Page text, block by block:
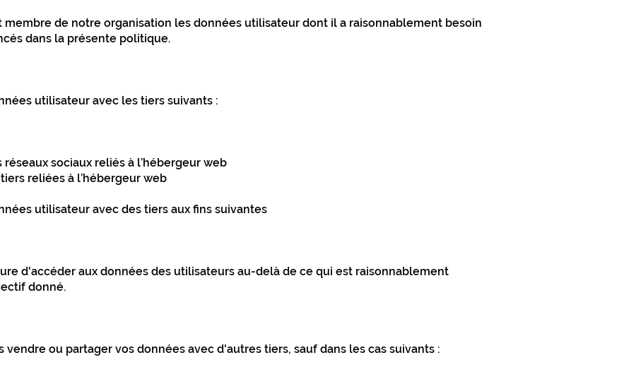
membre de notre organisation les données utilisateur dont il a raisonnablement besoin
dans la présente politique.
utilisateur avec les tiers suivants :
sociaux reliés à l’hébergeur web
reliées à l’hébergeur web
utilisateur avec des tiers aux fins suivantes
d'accéder aux données des utilisateurs au-delà de ce qui est raisonnablement
donné.
vendre ou partager vos données avec d'autres tiers, sauf dans les cas suivants :